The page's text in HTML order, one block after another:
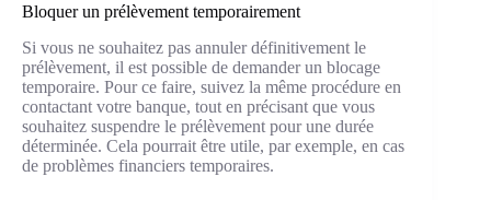
Bloquer un prélèvement temporairement
Si vous ne souhaitez pas annuler définitivement le
prélèvement, il est possible de demander un blocage
temporaire. Pour ce faire, suivez la même procédure en
contactant votre banque, tout en précisant que vous
souhaitez suspendre le prélèvement pour une durée
déterminée. Cela pourrait être utile, par exemple, en cas
de problèmes financiers temporaires.